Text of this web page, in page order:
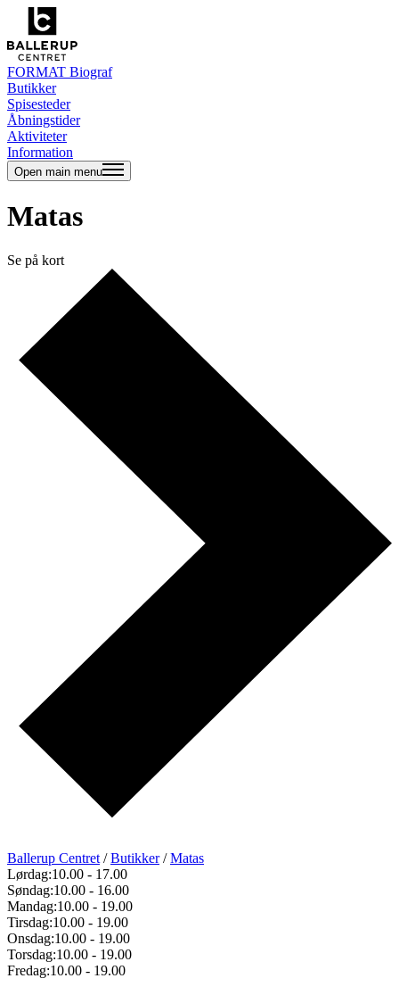
FORMAT Biograf
Butikker
Spisesteder
Åbningstider
Aktiviteter
Information
Open main menu
Matas
Se på kort
Ballerup Centret /Butikker/Matas
Lørdag:10.00 - 17.00
Søndag:10.00 - 16.00
Mandag:10.00 - 19.00
Tirsdag:10.00 - 19.00
Onsdag:10.00 - 19.00
Torsdag:10.00 - 19.00
Fredag:10.00 - 19.00